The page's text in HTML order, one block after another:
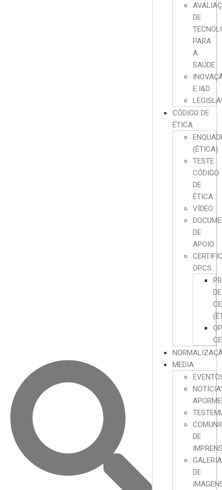
DE
PARA
A
SAÚDE
E I&D
CÓDIGO DE
ÉTICA
(ÉTICA)
TESTE
CÓDIGO
DE
ÉTICA
VÍDEO
DE
APOIO
OPCS
DE
MEDIA
DE
GALERIA
DE